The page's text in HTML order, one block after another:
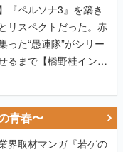
『ペルソナ3』を築き
リスペクトだった。赤
った“愚連隊”がシリー
るまで【橋野桂インタ
青春〜
界取材マンガ『若ゲの